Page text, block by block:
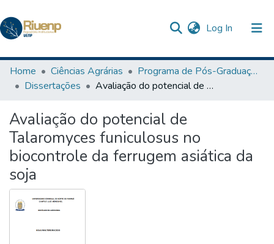
Log In (current)
Communities & Collections
Browse DSpace
Statistics
Home Ciências Agrárias
Programa de Pós-Graduação em Agronomia
Dissertações
Avaliação do potencial de Talaromyces funiculosus no biocontrole da ferrugem asiática da soja
Avaliação do potencial de
Talaromyces funiculosus no
biocontrole da ferrugem asiática da
soja